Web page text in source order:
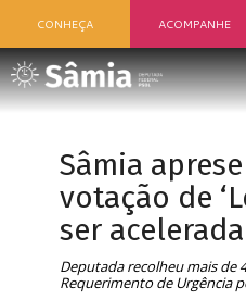
CONHEÇA ACOMPANHE
Sâmia
votação de
ser acelerada
Deputada recolheu mais de
Requerimento de Urgência